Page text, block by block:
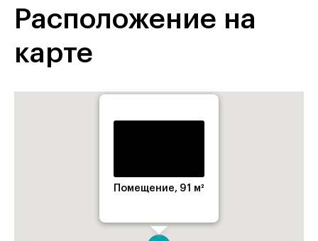
Расположение на
карте
Помещение, 91 м²